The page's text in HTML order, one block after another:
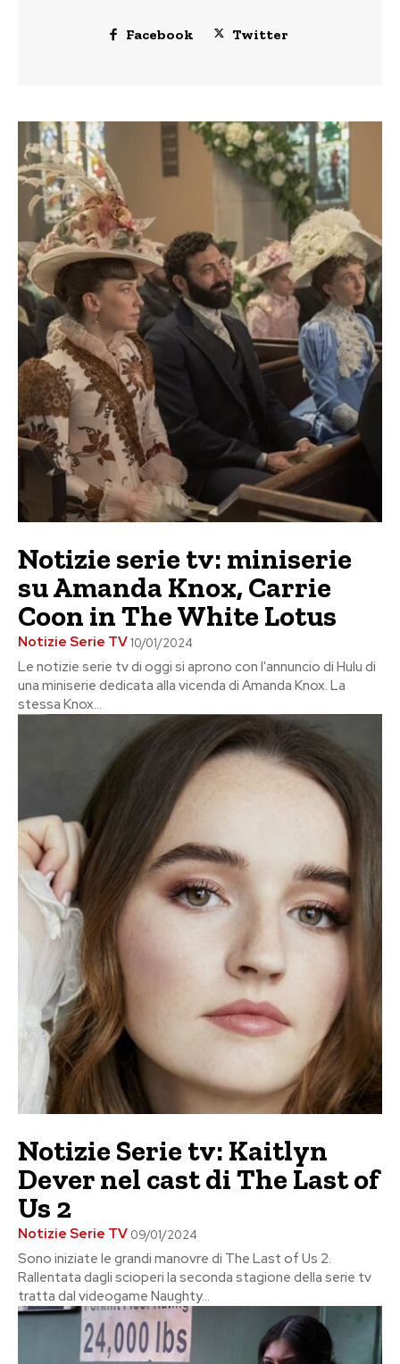
Facebook Twitter
Notizie serie tv: miniserie
su Amanda Knox, Carrie
Coon in The White Lotus
Notizie Serie TV10/01/2024
Le notizie serie tv di oggi si aprono con l'annuncio di Hulu di
una miniserie dedicata alla vicenda di Amanda Knox. La
stessa Knox...
Notizie Serie tv: Kaitlyn
Dever nel cast di The Last of
Us 2
Notizie Serie TV 09/01/2024
Sono iniziate le grandi manovre di The Last of Us 2.
Rallentata dagli scioperi la seconda stagione della serie tv
tratta dal videogame Naughty...